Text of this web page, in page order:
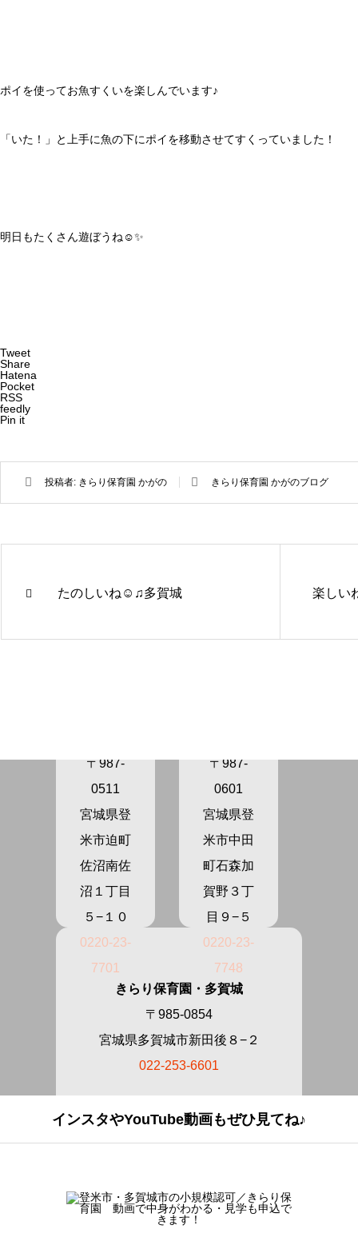
ポイを使ってお魚すくいを楽しんでいます♪
「いた！」と上手に魚の下にポイを移動させてすくっていました！
明日もたくさん遊ぼうね☺️✨
Tweet
Share
Hatena
Pocket
RSS
feedly
Pin it
投稿者: きらり保育園 かがの きらり保育園 かがのブログ
たのしいね☺️♫多賀城 楽しい
〒987-
0511
宮城県登
米市迫町
佐沼南佐
沼１丁目
５−１０
0220-23-
7701
〒987-
0601
宮城県登
米市中田
町石森加
賀野３丁
目９−５
0220-23-
7748
きらり保育園・多賀城
〒985-0854
宮城県多賀城市新田後８−２
022-253-6601
インスタやYouTube動画もぜひ見てね♪